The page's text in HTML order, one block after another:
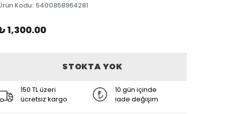
Kodu: 5400858964281
1,300.00
STOKTA YOK
150 TL üzeri
ücretsiz kargo
10 gün içinde
iade değişim